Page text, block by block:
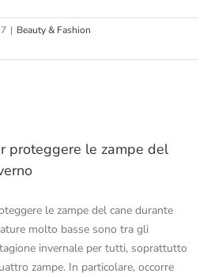
| Beauty & Fashion
proteggere le zampe del
le zampe del cane durante
molto basse sono tra gli
invernale per tutti, soprattutto
zampe. In particolare, occorre